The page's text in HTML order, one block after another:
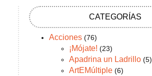
CATEGORÍAS
Acciones(76)
¡Mójate! (23)
Apadrina un Ladrillo(5)
ArtEMúltiple(6)